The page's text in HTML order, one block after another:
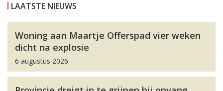
LAATSTE NIEUWS
Woning aan Maartje Offerspad vier weken
dicht na explosie
6 augustus 2026